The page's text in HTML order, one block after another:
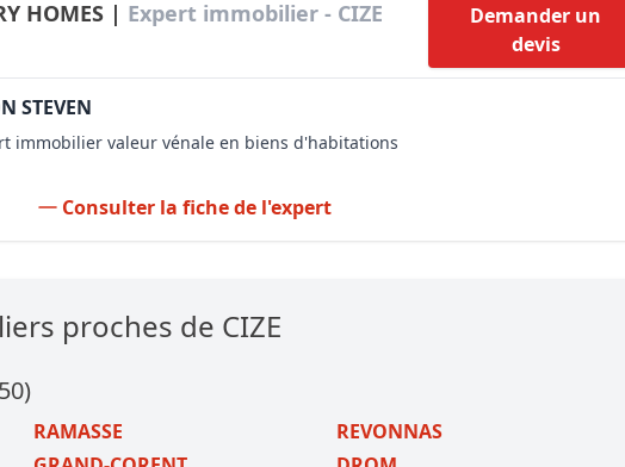
HOMES | Expert immobilier - CIZE
Demander un
devis
STEVEN
immobilier valeur vénale en biens d'habitations
Consulter la fiche de l'expert
proches de CIZE
RAMASSE
REVONNAS